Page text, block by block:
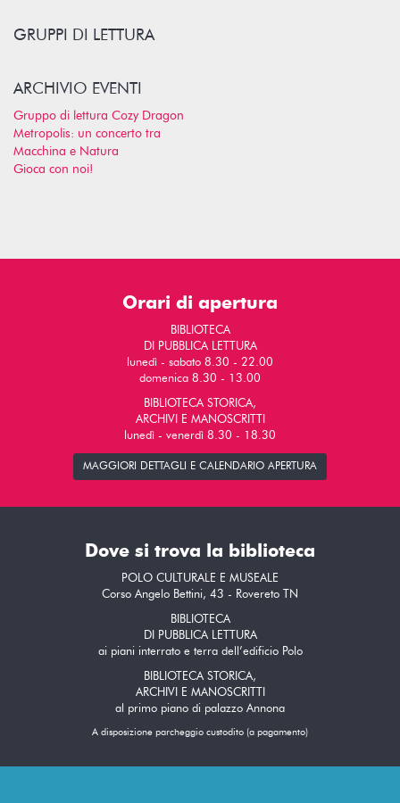
GRUPPI DI LETTURA
ARCHIVIO EVENTI
Gruppo di lettura Cozy Dragon
Metropolis: un concerto tra
Macchina e Natura
Gioca con noi!
Orari di apertura
BIBLIOTECA
DI PUBBLICA LETTURA
lunedì - sabato 8.30 - 22.00
domenica 8.30 - 13.00
BIBLIOTECA STORICA,
ARCHIVI E MANOSCRITTI
lunedì - venerdì 8.30 - 18.30
MAGGIORI DETTAGLI E CALENDARIO APERTURA
Dove si trova la biblioteca
POLO CULTURALE E MUSEALE
Corso Angelo Bettini, 43 - Rovereto TN
BIBLIOTECA
DI PUBBLICA LETTURA
ai piani interrato e terra dell’edificio Polo
BIBLIOTECA STORICA,
ARCHIVI E MANOSCRITTI
al primo piano di palazzo Annona
A disposizione parcheggio custodito (a pagamento)